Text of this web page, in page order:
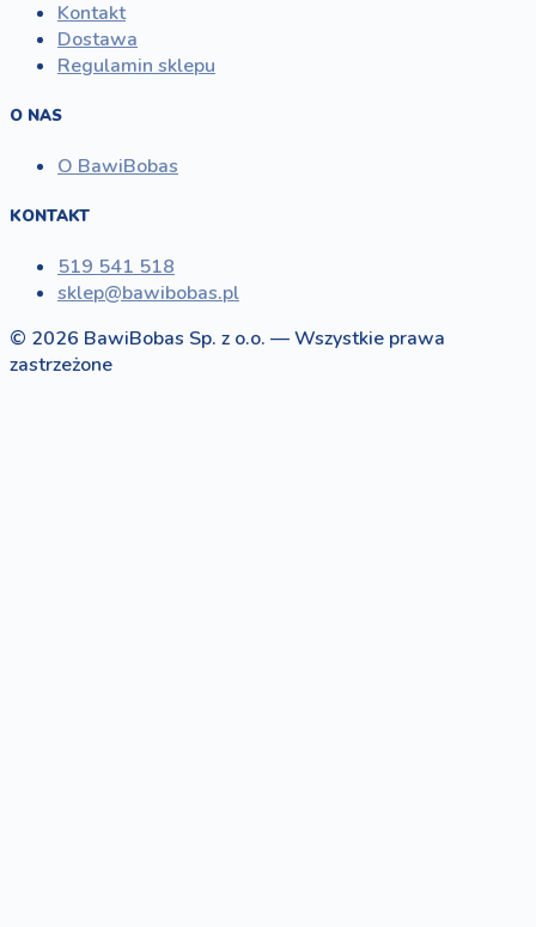
Kontakt
Dostawa
Regulamin sklepu
O NAS
O BawiBobas
KONTAKT
519 541 518
sklep@bawibobas.pl
© 2026 BawiBobas Sp. z o.o. — Wszystkie prawa
zastrzeżone